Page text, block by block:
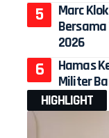
Marc
Bersama
2026
Hamas
Militer
HIGHLIGHT